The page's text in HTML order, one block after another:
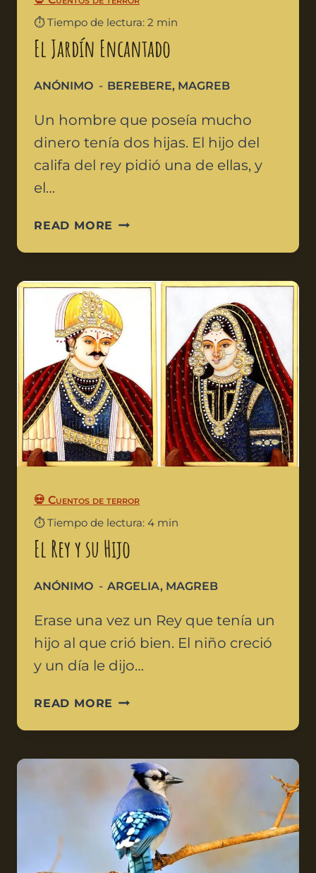
⏱️ Tiempo de lectura: 2 min
El Jardín Encantado
ANÓNIMO BEREBERE, MAGREB
Un hombre que poseía mucho
dinero tenía dos hijas. El hijo del
califa del rey pidió una de ellas, y
el…
READ MORE
💀 Cuentos de terror
⏱️ Tiempo de lectura: 4 min
El Rey y su Hijo
ANÓNIMO ARGELIA, MAGREB
Erase una vez un Rey que tenía un
hijo al que crió bien. El niño creció
y un día le dijo…
READ MORE